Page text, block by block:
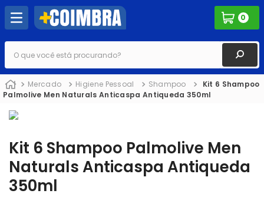
0
O que você está procurando?
Mercado Higiene Pessoal Shampoo
Kit 6 Shampoo
Palmolive Men Naturals Anticaspa Antiqueda 350ml
Kit 6 Shampoo Palmolive Men
Naturals Anticaspa Antiqueda
350ml